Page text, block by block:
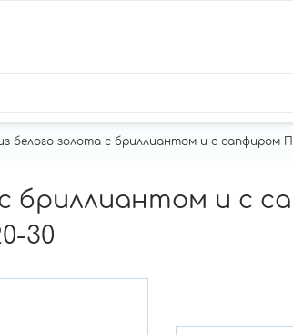
белого золота с бриллиантом и с сапфиром
бриллиантом и с
30